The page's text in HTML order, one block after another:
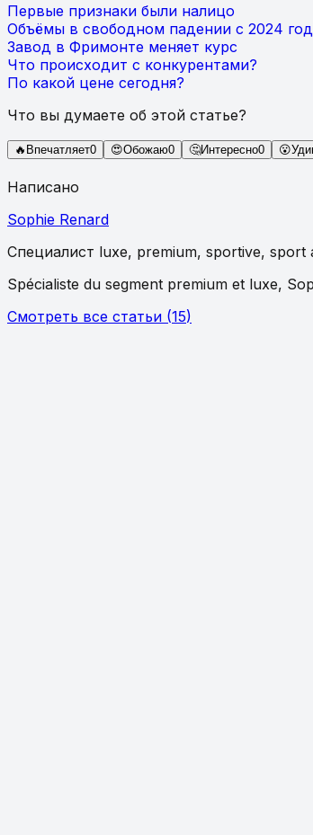
Первые признаки были налицо
Объёмы в свободном падении с 2024
Завод в Фримонте меняет курс
Что происходит с конкурентами?
По какой цене сегодня?
Что вы думаете об этой статье?
🔥 Впечатляет0 😍Обожаю0 🤔Интересно0 😮
Написано
Sophie Renard
Специалист luxe, premium, sportive, sport
Spécialiste du segment premium et luxe,
Смотреть все статьи (15)